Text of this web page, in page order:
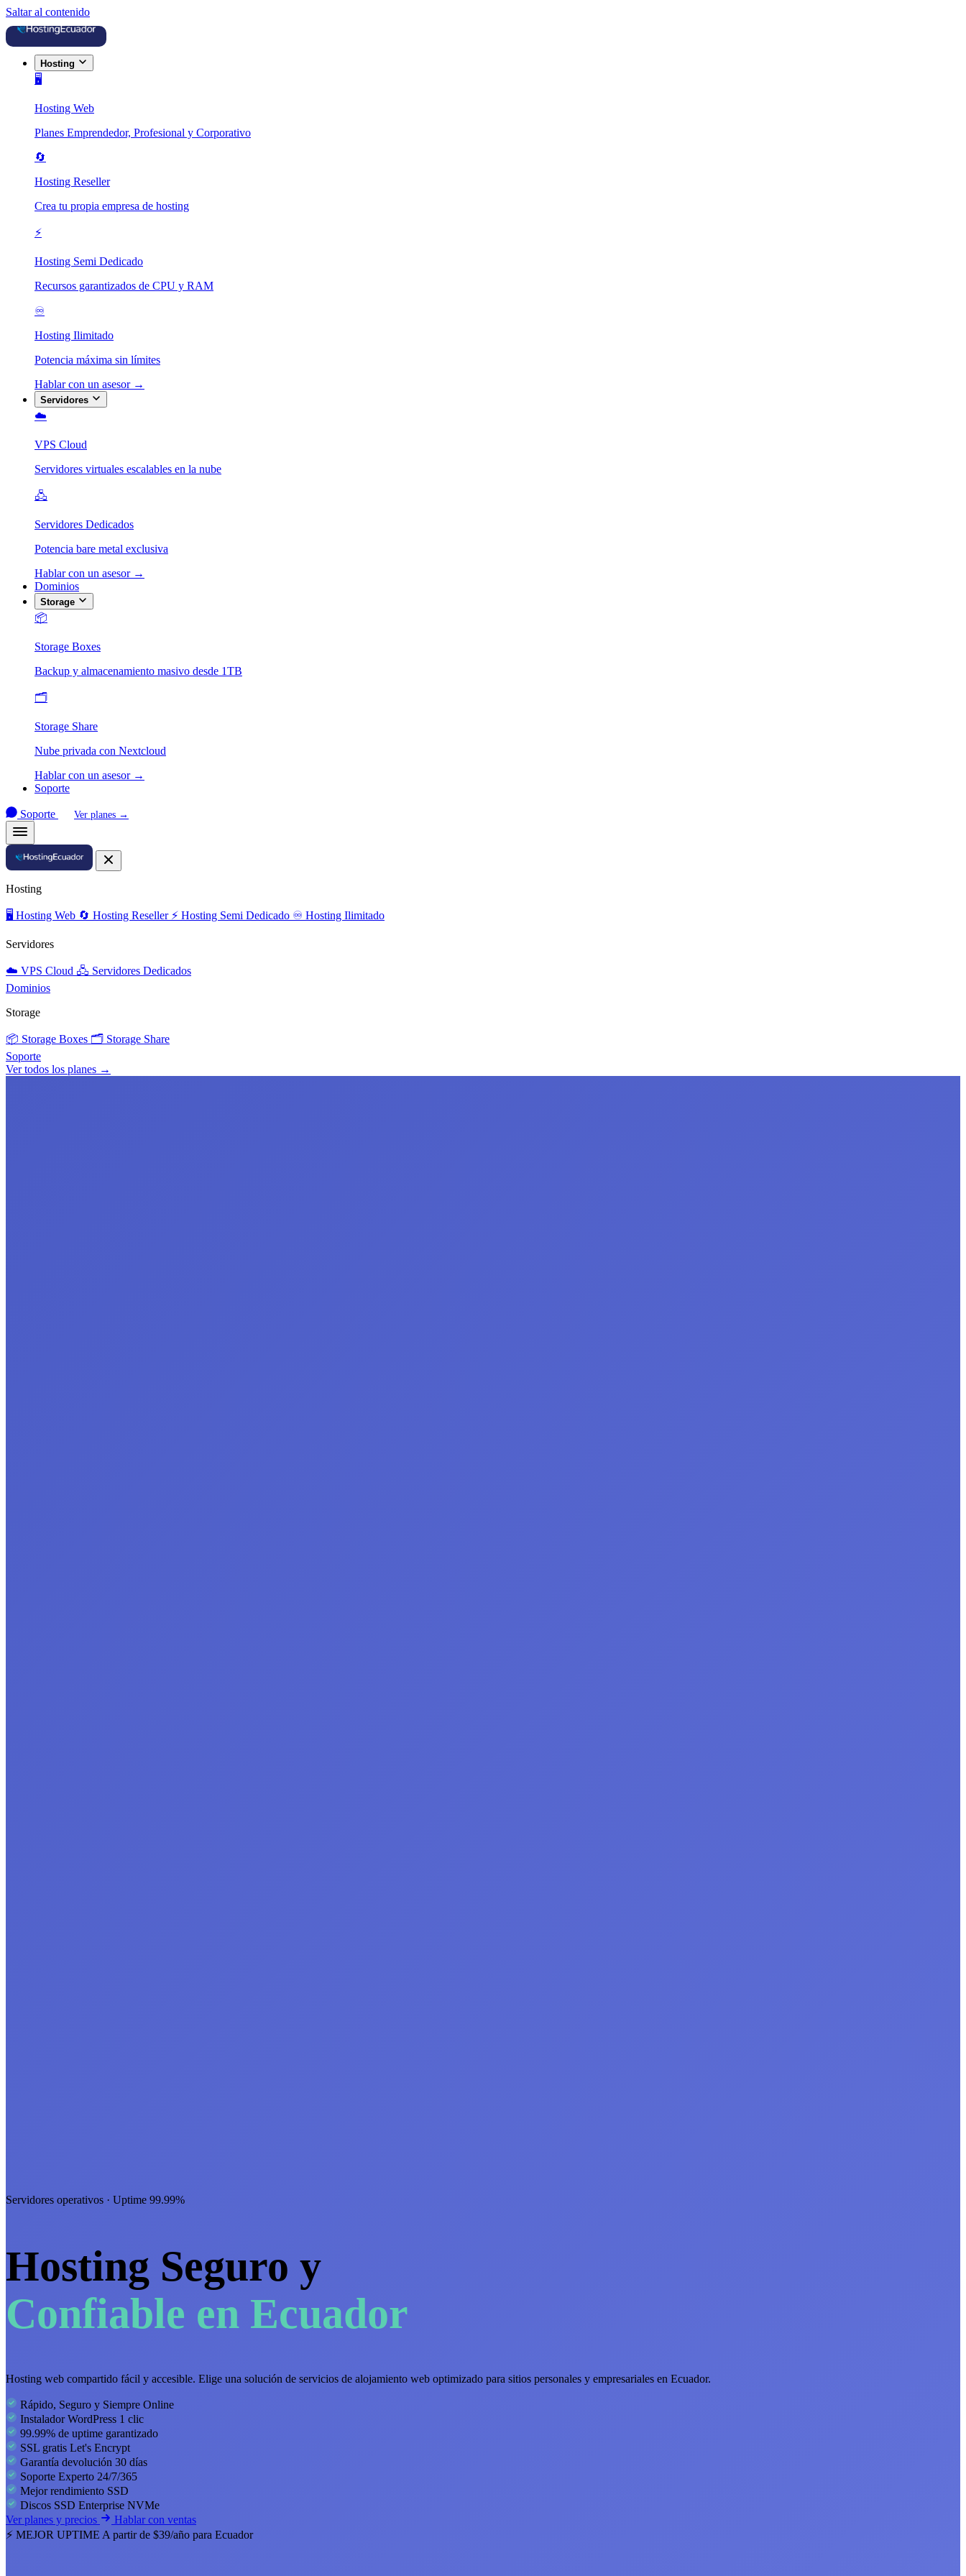
Saltar al contenido
Hosting
🖥️
Hosting Web
Planes Emprendedor, Profesional y Corporativo
🔄
Hosting Reseller
Crea tu propia empresa de hosting
⚡
Hosting Semi Dedicado
Recursos garantizados de CPU y RAM
♾️
Hosting Ilimitado
Potencia máxima sin límites
Hablar con un asesor →
Servidores
☁️
VPS Cloud
Servidores virtuales escalables en la nube
🖧
Servidores Dedicados
Potencia bare metal exclusiva
Hablar con un asesor →
Dominios
Storage
📦
Storage Boxes
Backup y almacenamiento masivo desde 1TB
🗂️
Storage Share
Nube privada con Nextcloud
Hablar con un asesor →
Soporte
Soporte Ver planes →
Hosting
🖥️ Hosting Web 🔄 Hosting Reseller ⚡ Hosting Semi Dedicado ♾️ Hosting Ilimitado
Servidores
☁️ VPS Cloud 🖧 Servidores Dedicados
Dominios
Storage
📦 Storage Boxes 🗂️ Storage Share
Soporte
Ver todos los planes →
Servidores operativos · Uptime 99.99%
Hosting Seguro y
Confiable en Ecuador
Hosting web compartido fácil y accesible. Elige una solución de servicios de alojamiento web optimizado para sitios personales y empresariales en Ecuador.
Rápido, Seguro y Siempre Online
Instalador WordPress 1 clic
99.99% de uptime garantizado
SSL gratis Let's Encrypt
Garantía devolución 30 días
Soporte Experto 24/7/365
Mejor rendimiento SSD
Discos SSD Enterprise NVMe
Ver planes y precios
Hablar con ventas
⚡ MEJOR UPTIME A partir de $39/año para Ecuador